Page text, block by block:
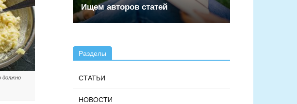
должно
Ищем авторов статей
Разделы
СТАТЬИ
НОВОСТИ